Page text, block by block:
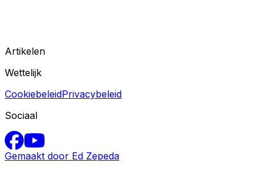
Artikelen
Wettelijk
CookiebeleidPrivacybeleid
Sociaal
Gemaakt door Ed Zepeda